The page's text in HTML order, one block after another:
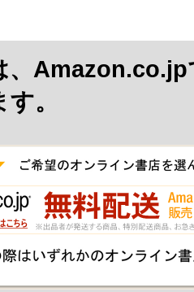
、
。